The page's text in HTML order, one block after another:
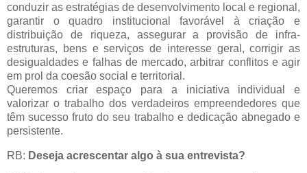
conduzir as estratégias de desenvolvimento local e regional,
garantir o quadro institucional favorável à criação e
distribuição de riqueza, assegurar a provisão de infra-
estruturas, bens e serviços de interesse geral, corrigir as
desigualdades e falhas de mercado, arbitrar conflitos e agir
em prol da coesão social e territorial.
Queremos criar espaço para a iniciativa individual e
valorizar o trabalho dos verdadeiros empreendedores que
têm sucesso fruto do seu trabalho e dedicação abnegado e
persistente.
RB: Deseja acrescentar algo à sua entrevista?